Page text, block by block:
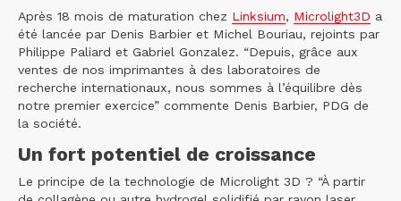
Après 18 mois de maturation chez Linksium, Microlight3D a
été lancée par Denis Barbier et Michel Bouriau, rejoints par
Philippe Paliard et Gabriel Gonzalez. “Depuis, grâce aux
ventes de nos imprimantes à des laboratoires de
recherche internationaux, nous sommes à l’équilibre dès
notre premier exercice” commente Denis Barbier, PDG de
la société.
Un fort potentiel de croissance
Le principe de la technologie de Microlight 3D ? “À partir